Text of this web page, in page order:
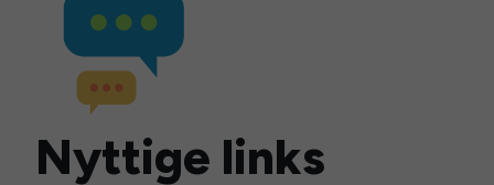
Nyttige links